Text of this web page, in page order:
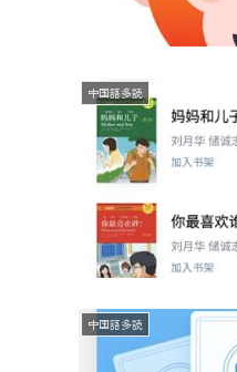
中国語多読
中国語多読